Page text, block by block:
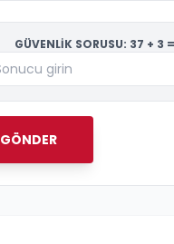
GÜVENLİK SORUSU: 37 + 3
GÖNDER